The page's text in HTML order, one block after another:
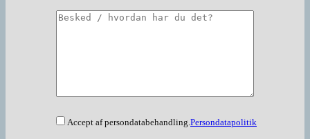
Accept af persondatabehandling. Persondatapolitik